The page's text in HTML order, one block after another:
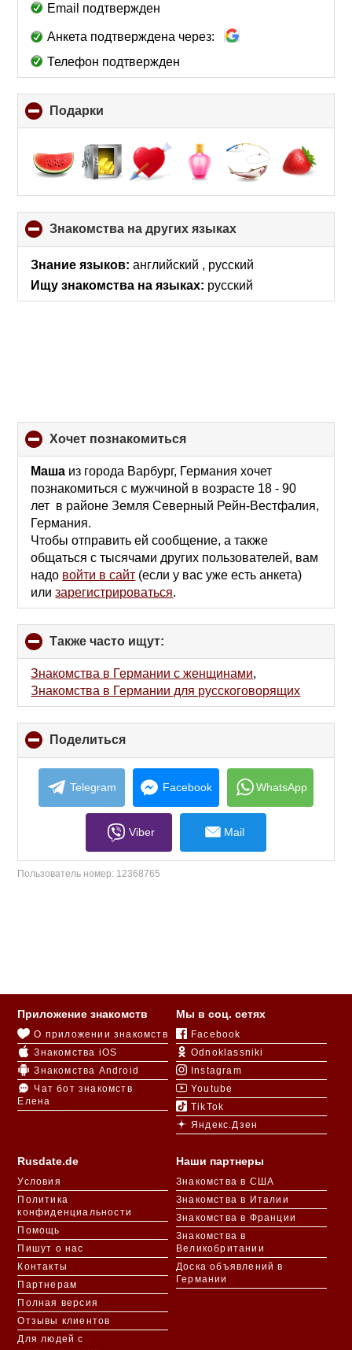
Email подтвержден
Анкета подтверждена через:
Телефон подтвержден
Подарки
to
collapse
contents
Знакомства на других языках
to
collapse
Знание языков: английский , русский
Ищу знакомства на языках: русский
хочет познакомиться
to
collapse
contents
Маша из города Варбург, Германия хочет
познакомиться с мужчиной в возрасте 18 - 90
лет в районе Земля Северный Рейн-Вестфалия,
Германия.
Чтобы отправить ей сообщение, а также
общаться с тысячами других пользователей, вам
надо войти в сайт (если у вас уже есть анкета)
илизарегистрироваться.
Также часто ищут:
to
collapse
contents
Знакомства в Германии с женщинами,
Знакомства в Германии для русскоговорящих
Поделиться
to
collapse
contents
Telegram Facebook WhatsApp
Viber Mail
Пользователь номер: 12368765
Rusdate.de
Условия
Политика
конфиденциальности
Помощь
Пишут о нас
Контакты
Партнерам
Полная версия
Отзывы клиентов
Для людей с
Приложение знакомств
О приложении знакомств
Знакомства iOS
Знакомства Android
Чат бот знакомств
Елена
Мы в соц. сетях
Facebook
Odnoklassniki
Instagram
Youtube
TikTok
Яндекс.Дзен
Наши партнеры
Знакомства в США
Знакомства в Италии
Знакомства в Франции
Знакомства в
Великобритании
Доска объявлений в
Германии